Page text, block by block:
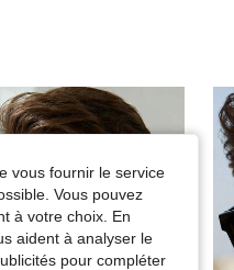
vous fournir le service
Vous pouvez
à votre choix. En
aident à analyser le
pour compléter